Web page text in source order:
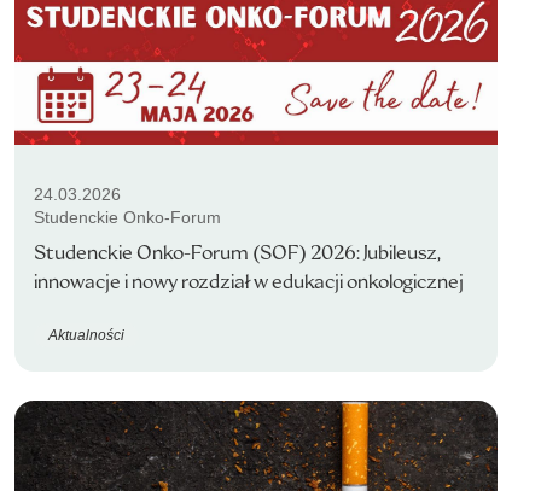
24.03.2026
Studenckie Onko-Forum
Studenckie Onko-Forum (SOF) 2026: Jubileusz,
innowacje i nowy rozdział w edukacji onkologicznej
Aktualności